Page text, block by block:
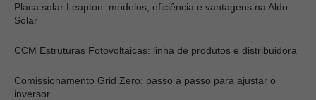
Placa solar Leapton: modelos, eficiência e vantagens na Aldo
Solar
CCM Estruturas Fotovoltaicas: linha de produtos e distribuidora
Comissionamento Grid Zero: passo a passo para ajustar o
inversor